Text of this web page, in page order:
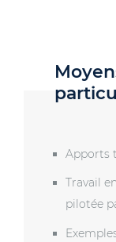
Apports
Travail
pilotée